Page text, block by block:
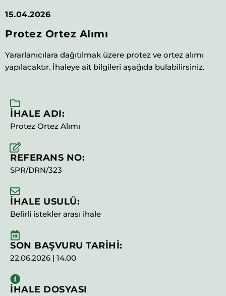
15.04.2026
Protez Ortez Alımı
Yararlanıcılara dağıtılmak üzere protez ve ortez alımı
yapılacaktır. İhaleye ait bilgileri aşağıda bulabilirsiniz.
İHALE ADI:
Protez Ortez Alımı
REFERANS NO:
SPR/DRN/323
İHALE USULÜ:
Belirli istekler arası ihale
SON BAŞVURU TARİHİ:
22.06.2026 | 14.00
İHALE DOSYASI